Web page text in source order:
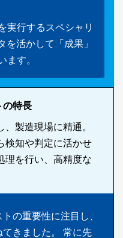
実行するスペシャリ
を活かして「成果」
ます。
の特長
製造現場に精通。
検知や判定に活かせ
理を行い、高精度な
の重要性に注目し、
きました。 常に先